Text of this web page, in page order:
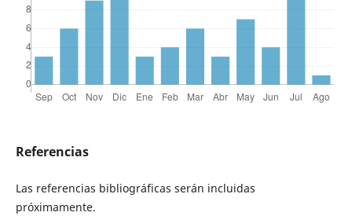
Referencias
Las referencias bibliográficas serán incluidas
próximamente.